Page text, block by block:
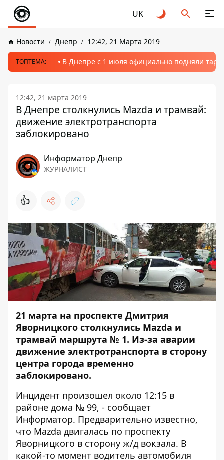
UK
Новости Днепр 12:42, 21 Марта 2019
ТОПТЕМА: В Днепре с 1 июля официально подняли
12:42, 21 марта 2019
В Днепре столкнулись Mazda и трамвай:
движение электротранспорта
заблокировано
Информатор Днепр
ЖУРНАЛИСТ
👍
21 марта на проспекте Дмитрия
Яворницкого столкнулись Mazda и
трамвай маршрута № 1. Из-за аварии
движение электротранспорта в сторону
центра города временно
заблокировано.
Инцидент произошел около 12:15 в
районе дома № 99, - сообщает
Информатор. Предварительно известно,
что Mazda двигалась по проспекту
Яворницкого в сторону ж/д вокзала. В
какой-то момент водитель автомобиля